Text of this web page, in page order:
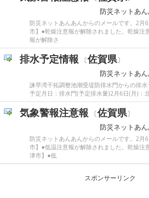
防災ネットあ
防災ネットあんあんからのメールです。2月
市】●乾燥注意報が解除されました。乾燥注
報が解除さ
排水予定情報 〔佐賀県〕
防災ネットあ
諫早湾干拓調整池潮受堤防排水門からの排水
予定月日：排水門(予定排水量)2月6日(月)：
気象警報注意報 〔佐賀県〕
防災ネットあ
防災ネットあんあんからのメールです。2月
市】●低温注意報が解除されました。乾燥注
津市】●低
スポンサーリンク